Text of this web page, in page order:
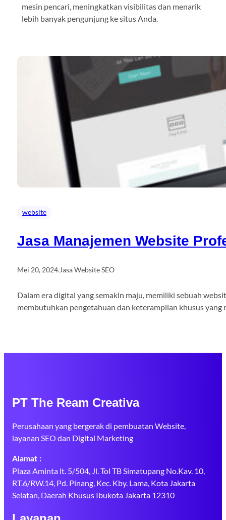
mesin pencari, meningkatkan visibilitas dan menarik
lebih banyak pengunjung ke situs Anda.
website
Jasa Manajemen Website
Mei 20, 2024.Jasa Website SEO
Dalam era digital yang semakin maju, memiliki sebuah
membutuhkan pengetahuan dan keterampilan khusus
PT The Ream Creativa
Perusahaan yang bergerak di pembuatan Website,
layanan SEO dan Digital Marketing
Alamat :
Plaza Aminta lt. 5/504, Jl. Tol TB Simatupang No.Kav. 10,
RT.6/RW.14, Pd. Pinang, Kec. Kby. Lama, Kota Jakarta
Selatan, Daerah Khusus Ibukota Jakarta 12310